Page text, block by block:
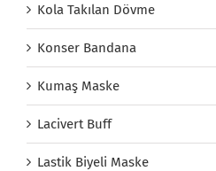
Kola Takılan Dövme
Konser Bandana
Kumaş Maske
Lacivert Buff
Lastik Biyeli Maske